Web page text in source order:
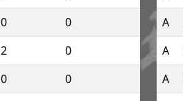
0
0
2
0
0
0
A
A
A